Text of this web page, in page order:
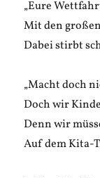
„Eure
Mit den
Dabei stirbt
„Macht doch
Doch wir
Denn wir
Auf dem Kita-